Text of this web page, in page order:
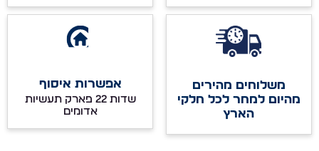
משלוחים מהירים
מהיום למחר לכל חלקי
הארץ
אפשרות איסוף
שדות 22 פארק תעשיות
אדומים